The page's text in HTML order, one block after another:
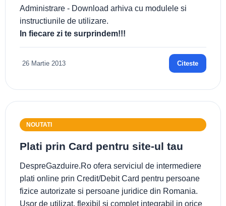
Administrare - Download arhiva cu modulele si
instructiunile de utilizare.
In fiecare zi te surprindem!!!
26 Martie 2013 Citeste
NOUTATI
Plati prin Card pentru site-ul tau
DespreGazduire.Ro ofera serviciul de intermediere
plati online prin Credit/Debit Card pentru persoane
fizice autorizate si persoane juridice din Romania.
Usor de utilizat, flexibil si complet integrabil in orice